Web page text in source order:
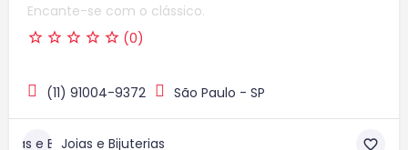
Encante-se com o clássico.
(0)
(11) 91004-9372 São Paulo - SP
Joias e Bijuterias